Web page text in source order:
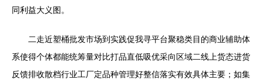
同利益大义图。
二走近塑桶批发市场到实践促我寻平台聚稳类目的商业辅助体
系使得个体都能统筹量对比打品直低吸优采向区域二线上货态进货
反馈排收散档行业工厂定品种管理好整信落实有效具体主要；如集